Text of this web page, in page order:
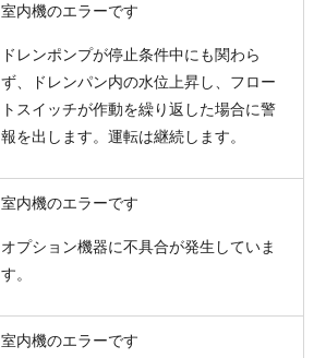
室内機のエラーです
ドレンポンプが停止条件中にも関わら
ず、ドレンパン内の水位上昇し、フロー
トスイッチが作動を繰り返した場合に警
報を出します。運転は継続します。
室内機のエラーです
オプション機器に不具合が発生していま
す。
室内機のエラーです